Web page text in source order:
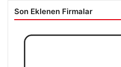
Son Eklenen Firmalar